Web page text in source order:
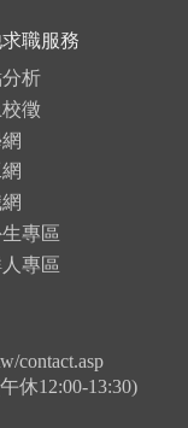
職服務
析
徵
專區
專區
contact.asp
休12:00-13:30)